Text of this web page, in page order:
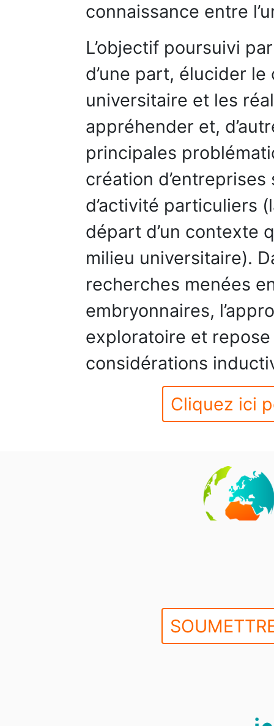
connaissance entre
L’objectif poursuivi
d’une part, élucider
universitaire et les
appréhender et,
principales
création
d’activité particuliers
départ d’un contexte
milieu universitaire).
recherches menées
embryonnaires,
exploratoire et repose
considérations
Cliquez ici